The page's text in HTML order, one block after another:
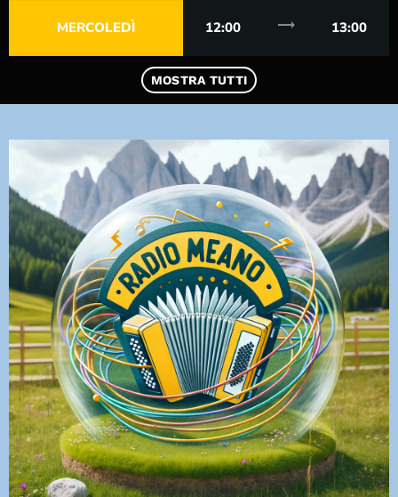
DEDICHE
MERCOLEDÌ 12:00 trending_flat 13:00
MOSTRA TUTTI